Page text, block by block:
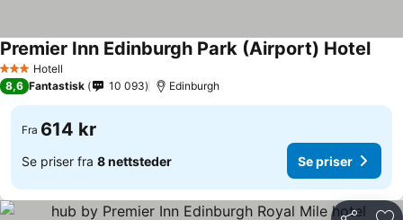
3 StjernerHotell
Premier Inn Edinburgh Park (Airport) Hotel
8,6 Fantastisk 10 093 Edinburgh
Fra 614 kr
Se priser fra 8 nettsteder Se priser